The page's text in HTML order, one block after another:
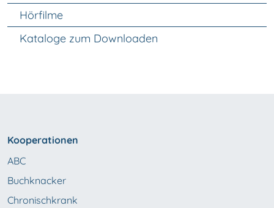
Hörfilme
Kataloge zum Downloaden
Kooperationen
ABC
Buchknacker
Chronischkrank